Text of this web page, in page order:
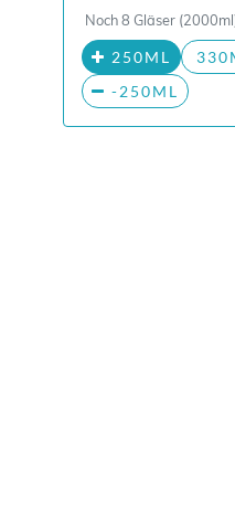
Noch 8 Gläser
250ML
-250ML